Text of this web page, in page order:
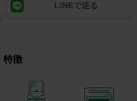
LINEで送る
特徴